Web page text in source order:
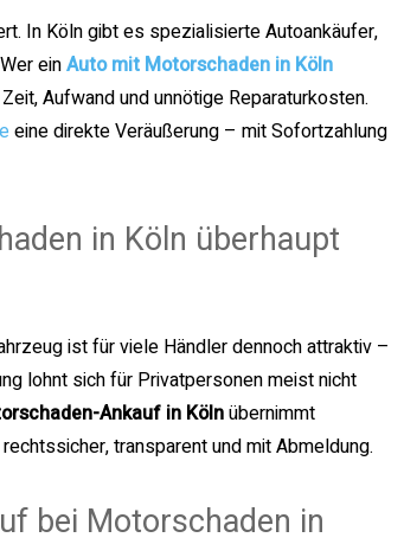
In Köln gibt es spezialisierte Autoankäufer,
einAuto mit Motorschaden in Köln
Aufwand und unnötige Reparaturkosten.
eine direkte Veräußerung – mit Sofortzahlung
in Köln überhaupt
ist für viele Händler dennoch attraktiv –
lohnt sich für Privatpersonen meist nicht
Ankauf in Kölnübernimmt
transparent und mit Abmeldung.
bei Motorschaden in